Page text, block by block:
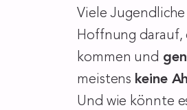
Viele
Hoffnung darauf,
kommen und
meistens keine
Und wie könnte